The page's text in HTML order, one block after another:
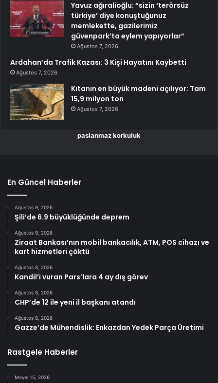
Yavuz ağıralioğlu: “sizin ‘terörsüz
türkiye’ diye konuştuğunuz
memlekette, gazilerimiz
güvenpark’ta eylem yapıyorlar”
Ağustos 7, 2026
Ardahan’da Trafik Kazası: 3 Kişi Hayatını Kaybetti
Ağustos 7, 2026
Kıtanın en büyük madeni açılıyor: Tam
15,9 milyon ton
Ağustos 7, 2026
paslanmaz korkuluk
En Güncel Haberler
Ağustos 9, 2026
Şili’de 6.9 büyüklüğünde deprem
Ağustos 9, 2026
Ziraat Bankası’nın mobil bankacılık, ATM, POS cihazı ve
kart hizmetleri çöktü
Ağustos 8, 2026
Kandil’i vuran Pars’lara 4 ay dış görev
Ağustos 8, 2026
CHP’de 12 ile yeni il başkanı atandı
Ağustos 8, 2026
Gazze’de Mühendislik: Enkazdan Yedek Parça Üretimi
Rastgele Haberler
Mayıs 15, 2026